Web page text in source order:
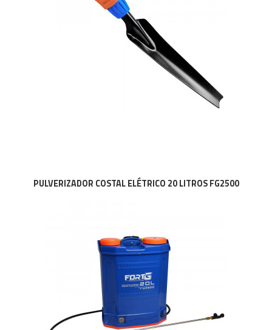
PULVERIZADOR COSTAL ELÉTRICO 20 LITROS FG2500